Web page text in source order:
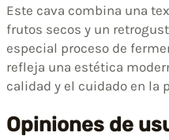
Este cava combina una
frutos secos y un
especial proceso de
refleja una estética
calidad y el cuidado en la
Opiniones de